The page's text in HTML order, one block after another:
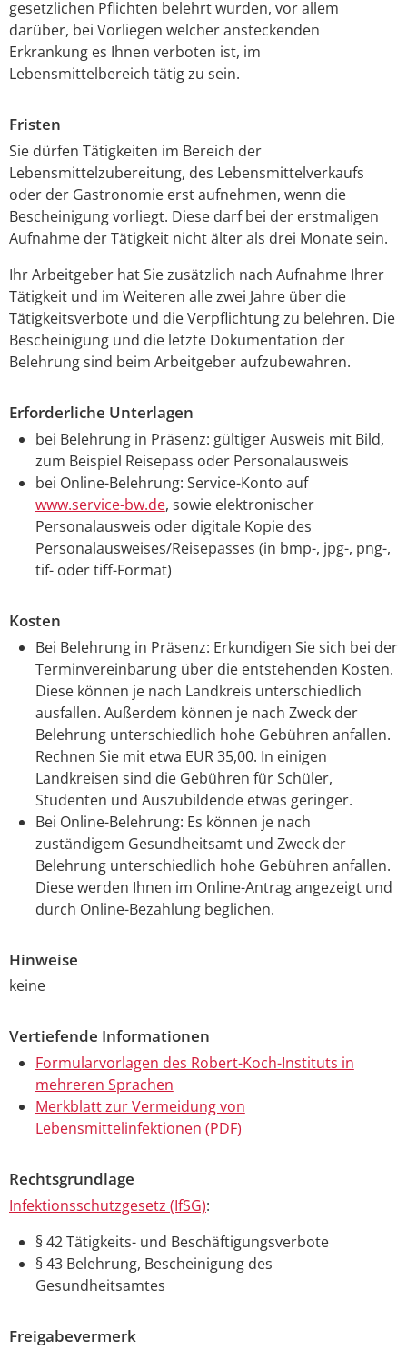
gesetzlichen Pflichten belehrt wurden, vor allem
darüber, bei Vorliegen welcher ansteckenden
Erkrankung es Ihnen verboten ist, im
Lebensmittelbereich tätig zu sein.
Fristen
Sie dürfen Tätigkeiten im Bereich der
Lebensmittelzubereitung, des Lebensmittelverkaufs
oder der Gastronomie erst aufnehmen, wenn die
Bescheinigung vorliegt. Diese darf bei der erstmaligen
Aufnahme der Tätigkeit nicht älter als drei Monate sein.
Ihr Arbeitgeber hat Sie zusätzlich nach Aufnahme Ihrer
Tätigkeit und im Weiteren alle zwei Jahre über die
Tätigkeitsverbote und die Verpflichtung zu belehren. Die
Bescheinigung und die letzte Dokumentation der
Belehrung sind beim Arbeitgeber aufzubewahren.
Erforderliche Unterlagen
bei Belehrung in Präsenz: gültiger Ausweis mit Bild,
zum Beispiel Reisepass oder Personalausweis
bei Online-Belehrung: Service-Konto auf
www.service-bw.de, sowie elektronischer
Personalausweis oder digitale Kopie des
Personalausweises/Reisepasses (in bmp-, jpg-, png-,
tif- oder tiff-Format)
Kosten
Bei Belehrung in Präsenz: Erkundigen Sie sich bei der
Terminvereinbarung über die entstehenden Kosten.
Diese können je nach Landkreis unterschiedlich
ausfallen. Außerdem können je nach Zweck der
Belehrung unterschiedlich hohe Gebühren anfallen.
Rechnen Sie mit etwa EUR 35,00. In einigen
Landkreisen sind die Gebühren für Schüler,
Studenten und Auszubildende etwas geringer.
Bei Online-Belehrung: Es können je nach
zuständigem Gesundheitsamt und Zweck der
Belehrung unterschiedlich hohe Gebühren anfallen.
Diese werden Ihnen im Online-Antrag angezeigt und
durch Online-Bezahlung beglichen.
Hinweise
keine
Vertiefende Informationen
Formularvorlagen des Robert-Koch-Instituts in
mehreren Sprachen
Merkblatt zur Vermeidung von
Lebensmittelinfektionen (PDF)
Rechtsgrundlage
Infektionsschutzgesetz (IfSG):
§ 42Tätigkeits- und Beschäftigungsverbote
§ 43 Belehrung, Bescheinigung des
Gesundheitsamtes
Freigabevermerk